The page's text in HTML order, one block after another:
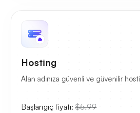
Hosting
Alan adınıza güvenli ve güvenilir
Başlangıç fiyatı: $5.99